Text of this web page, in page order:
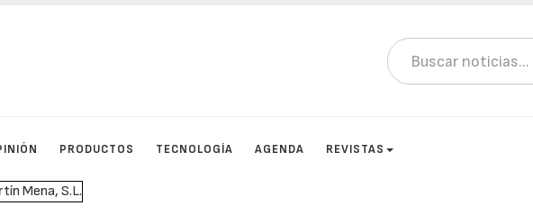
PRODUCTOS TECNOLOGÍA AGENDA REVISTAS